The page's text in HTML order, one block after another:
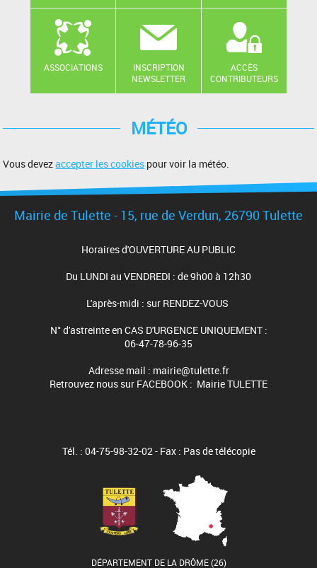
ASSOCIATIONS
INSCRIPTION
NEWSLETTER
ACCÈS
CONTRIBUTEURS
MÉTÉO
Vous devezaccepter les cookies pour voir la météo.
Mairie de Tulette - 15, rue de Verdun, 26790 Tulette
Horaires d'OUVERTURE AU PUBLIC
Du LUNDI au VENDREDI : de 9h00 à 12h30
L'après-midi : sur RENDEZ-VOUS
N° d'astreinte en CAS D'URGENCE UNIQUEMENT :
06-47-78-96-35
Adresse mail : mairie@tulette.fr
Retrouvez nous sur FACEBOOK : Mairie TULETTE
Tél. : 04-75-98-32-02 - Fax : Pas de télécopie
DÉPARTEMENT DE LA DRÔME (26)